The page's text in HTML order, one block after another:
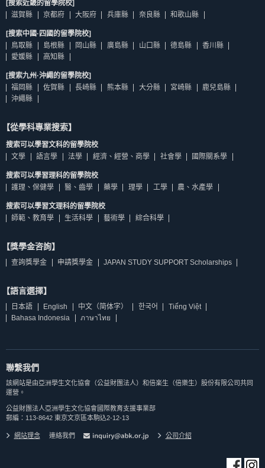
[搜索近畿的留學院校]
滋賀縣
京都府 大阪府 兵庫縣 奈良縣 和歌山縣
[搜索中國·四國的留學院校]
鳥取縣
島根縣 岡山縣 廣島縣 山口縣 德島縣
香川縣
愛媛縣
高知縣
[搜索九州·沖繩的留學院校]
福岡縣
佐賀縣 長崎縣 熊本縣 大分縣 宮崎縣
鹿兒島縣
沖繩縣
【從學科專業搜索】
搜索可以學習文科的留學院校
文學
語言學 法學 經濟、經營、商學 社會學 國際關系學
搜索可以學習理科的留學院校
護理、保健學
醫、齒學 藥學 理學 工學 農、水產學
搜索可以學習文理科的留學院校
師範、教育學
生活科學 藝術學 綜合科學
【獎學金咨詢】
查詢獎學金 申請獎學金 JAPAN STUDY SUPPORT Scholarships
【語言選擇】
日本語 English 中文（简体字） 한국어
Tiếng Việt
Bahasa Indonesia
ภาษาไทย
聯繫我們
該網站是由亞洲學生文化協會（公益財團法人）和倍楽生（倍樂生）股份有限公司共同
運營。
公益財團法人亞洲學生文化協會國際教育支援事業部
郵編：113-8642 東京文京區本駒込2-12-13
網站理念 連絡我們 公司介紹